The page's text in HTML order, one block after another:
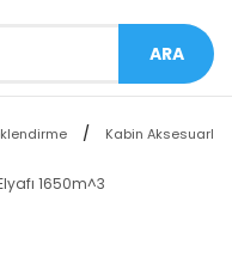
ARA
Kabin Aksesuarları